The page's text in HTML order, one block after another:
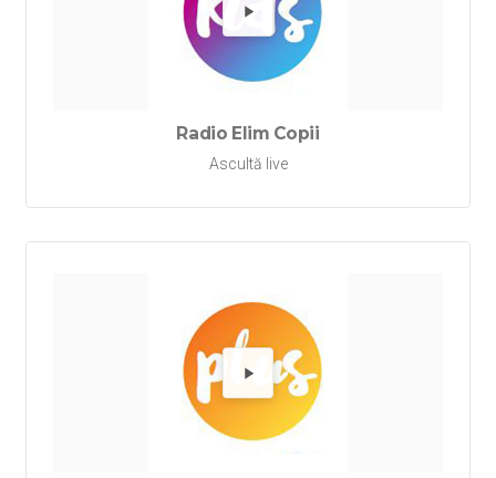
Redă
Radio Elim Copii
Ascultă live
Redă